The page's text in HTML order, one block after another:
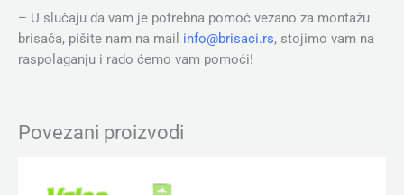
– U slučaju da vam je potrebna pomoć vezano za montažu
brisača, pišite nam na mail info@brisaci.rs, stojimo vam na
raspolaganju i rado ćemo vam pomoći!
Povezani proizvodi